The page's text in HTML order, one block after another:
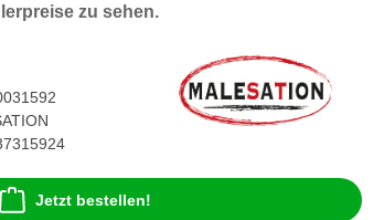
zu sehen.
Jetzt bestellen!